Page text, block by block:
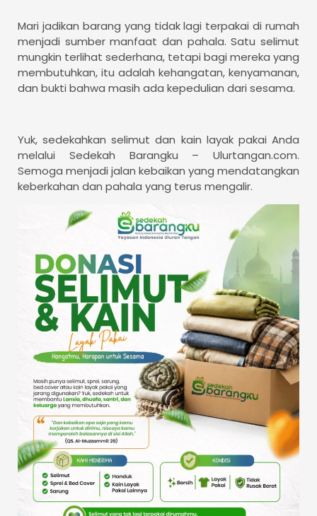
Mari jadikan barang yang tidak lagi terpakai di rumah
menjadi sumber manfaat dan pahala. Satu selimut
mungkin terlihat sederhana, tetapi bagi mereka yang
membutuhkan, itu adalah kehangatan, kenyamanan,
dan bukti bahwa masih ada kepedulian dari sesama.
Yuk, sedekahkan selimut dan kain layak pakai Anda
melalui Sedekah Barangku – Ulurtangan.com.
Semoga menjadi jalan kebaikan yang mendatangkan
keberkahan dan pahala yang terus mengalir.